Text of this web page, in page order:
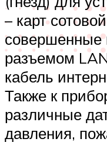
– карт
разъемом
кабель
Также к
различные
давления,